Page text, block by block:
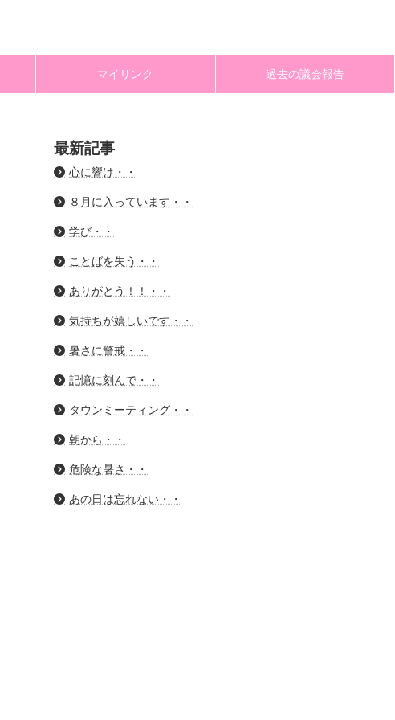
マイリンク 過去の議会報告
最新記事
心に響け・・
８月に入っています・・
学び・・
ことばを失う・・
ありがとう！！・・
気持ちが嬉しいです・・
暑さに警戒・・
記憶に刻んで・・
タウンミーティング・・
朝から・・
危険な暑さ・・
あの日は忘れない・・